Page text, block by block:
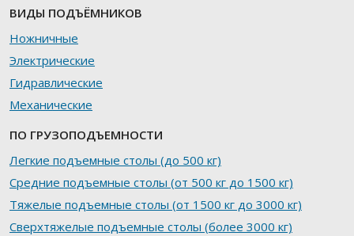
ВИДЫ ПОДЪЁМНИКОВ
Ножничные
Электрические
Гидравлические
Механические
ПО ГРУЗОПОДЪЕМНОСТИ
Легкие подъемные столы (до 500 кг)
Средние подъемные столы (от 500 кг до 1500 кг)
Тяжелые подъемные столы (от 1500 кг до 3000 кг)
Сверхтяжелые подъемные столы (более 3000 кг)